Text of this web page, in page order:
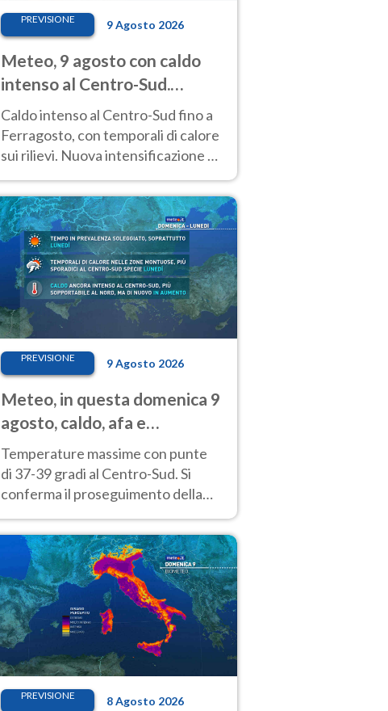
PREVISIONE 9 Agosto 2026
Meteo, 9 agosto con caldo
intenso al Centro-Sud.
Temporali sui rilievi
Caldo intenso al Centro-Sud fino a
Ferragosto, con temporali di calore
sui rilievi. Nuova intensificazione la
verso i 40 °C.
PREVISIONE 9 Agosto 2026
Meteo, in questa domenica 9
agosto, caldo, afa e
temporali di calore
Temperature massime con punte
di 37-39 gradi al Centro-Sud. Si
conferma il proseguimento della
weekend di Ferragosto
PREVISIONE 8 Agosto 2026